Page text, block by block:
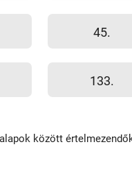
45.
133.
között